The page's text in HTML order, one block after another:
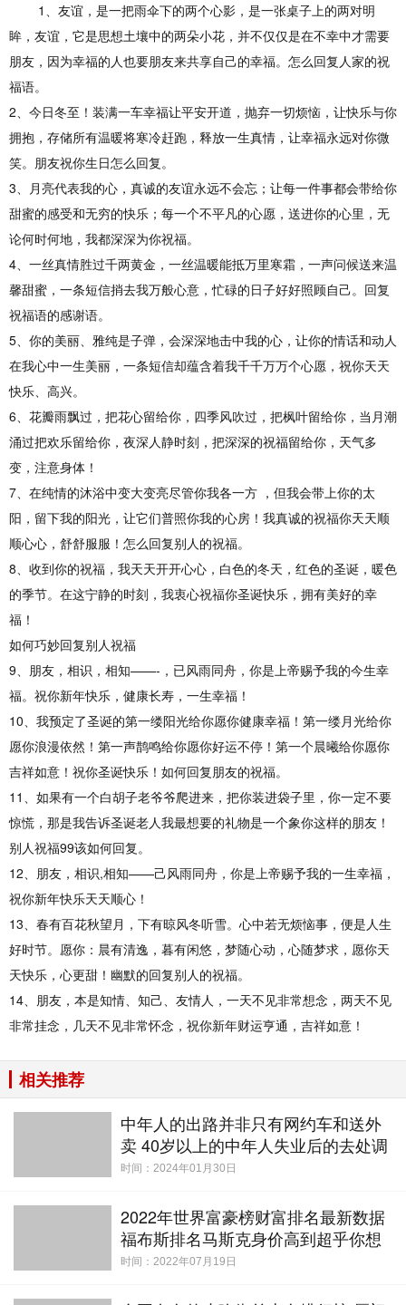
1、友谊，是一把雨伞下的两个心影，是一张桌子上的两对明
眸，友谊，它是思想土壤中的两朵小花，并不仅仅是在不幸中才需要
朋友，因为幸福的人也要朋友来共享自己的幸福。怎么回复人家的祝
福语。
2、今日冬至！装满一车幸福让平安开道，抛弃一切烦恼，让快乐与你
拥抱，存储所有温暖将寒冷赶跑，释放一生真情，让幸福永远对你微
笑。朋友祝你生日怎么回复。
3、月亮代表我的心，真诚的友谊永远不会忘；让每一件事都会带给你
甜蜜的感受和无穷的快乐；每一个不平凡的心愿，送进你的心里，无
论何时何地，我都深深为你祝福。
4、一丝真情胜过千两黄金，一丝温暖能抵万里寒霜，一声问候送来温
馨甜蜜，一条短信捎去我万般心意，忙碌的日子好好照顾自己。回复
祝福语的感谢语。
5、你的美丽、雅纯是子弹，会深深地击中我的心，让你的情话和动人
在我心中一生美丽，一条短信却蕴含着我千千万万个心愿，祝你天天
快乐、高兴。
6、花瓣雨飘过，把花心留给你，四季风吹过，把枫叶留给你，当月潮
涌过把欢乐留给你，夜深人静时刻，把深深的祝福留给你，天气多
变，注意身体！
7、在纯情的沐浴中变大变亮尽管你我各一方 ，但我会带上你的太
阳，留下我的阳光，让它们普照你我的心房！我真诚的祝福你天天顺
顺心心，舒舒服服！怎么回复别人的祝福。
8、收到你的祝福，我天天开开心心，白色的冬天，红色的圣诞，暖色
的季节。在这宁静的时刻，我衷心祝福你圣诞快乐，拥有美好的幸
福！
如何巧妙回复别人祝福
9、朋友，相识，相知——-，已风雨同舟，你是上帝赐予我的今生幸
福。祝你新年快乐，健康长寿，一生幸福！
10、我预定了圣诞的第一缕阳光给你愿你健康幸福！第一缕月光给你
愿你浪漫依然！第一声鹊鸣给你愿你好运不停！第一个晨曦给你愿你
吉祥如意！祝你圣诞快乐！如何回复朋友的祝福。
11、如果有一个白胡子老爷爷爬进来，把你装进袋子里，你一定不要
惊慌，那是我告诉圣诞老人我最想要的礼物是一个象你这样的朋友！
别人祝福99该如何回复。
12、朋友，相识,相知——己风雨同舟，你是上帝赐予我的一生幸福，
祝你新年快乐天天顺心！
13、春有百花秋望月，下有晾风冬听雪。心中若无烦恼事，便是人生
好时节。愿你：晨有清逸，暮有闲悠，梦随心动，心随梦求，愿你天
天快乐，心更甜！幽默的回复别人的祝福。
14、朋友，本是知情、知己、友情人，一天不见非常想念，两天不见
非常挂念，几天不见非常怀念，祝你新年财运亨通，吉祥如意！
相关推荐
中年人的出路并非只有网约车和送外
卖 40岁以上的中年人失业后的去处调
查
时间：2024年01月30日
2022年世界富豪榜财富排名最新数据
福布斯排名马斯克身价高到超乎你想
象
时间：2022年07月19日